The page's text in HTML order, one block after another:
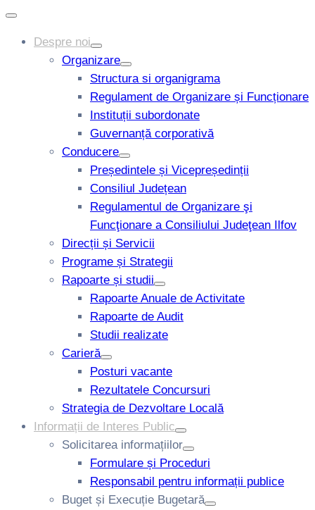
Despre noi
Organizare
Structura si organigrama
Regulament de Organizare și Funcționare
Instituții subordonate
Guvernanță corporativă
Conducere
Președintele și Vicepreședinții
Consiliul Județean
Regulamentul de Organizare şi
Funcţionare a Consiliului Judeţean Ilfov
Direcții și Servicii
Programe și Strategii
Rapoarte și studii
Rapoarte Anuale de Activitate
Rapoarte de Audit
Studii realizate
Carieră
Posturi vacante
Rezultatele Concursuri
Strategia de Dezvoltare Locală
Informații de Interes Public
Solicitarea informațiilor
Formulare și Proceduri
Responsabil pentru informații publice
Buget și Execuție Bugetară